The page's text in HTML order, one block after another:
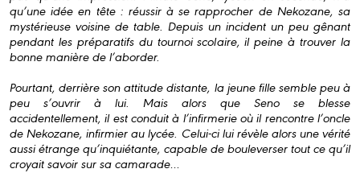
qu’une idée en tête : réussir à se rapprocher de Nekozane, sa
mystérieuse voisine de table. Depuis un incident un peu gênant
pendant les préparatifs du tournoi scolaire, il peine à trouver la
bonne manière de l’aborder.
Pourtant, derrière son attitude distante, la jeune fille semble peu à
peu s’ouvrir à lui. Mais alors que Seno se blesse
accidentellement, il est conduit à l’infirmerie où il rencontre l’oncle
de Nekozane, infirmier au lycée. Celui-ci lui révèle alors une vérité
aussi étrange qu’inquiétante, capable de bouleverser tout ce qu’il
croyait savoir sur sa camarade…